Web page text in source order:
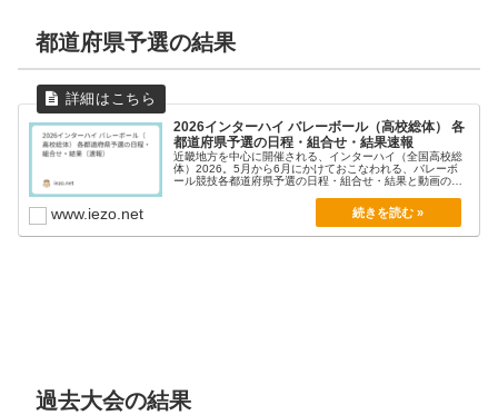
都道府県予選の結果
2026インターハイ バレーボール（高校総体） 各
都道府県予選の日程・組合せ・結果速報
近畿地方を中心に開催される、インターハイ（全国高校総
体）2026。5月から6月にかけておこなわれる、バレーボ
ール競技各都道府県予選の日程・組合せ・結果と動画の
www.iezo.net
過去大会の結果